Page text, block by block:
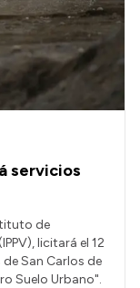
servicios
de
licitará el 12
San Carlos de
Suelo Urbano".